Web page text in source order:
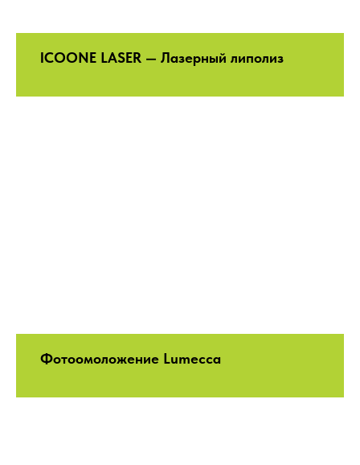
ICOONE LASER — Лазерный липолиз
Фотоомоложение Lumecca